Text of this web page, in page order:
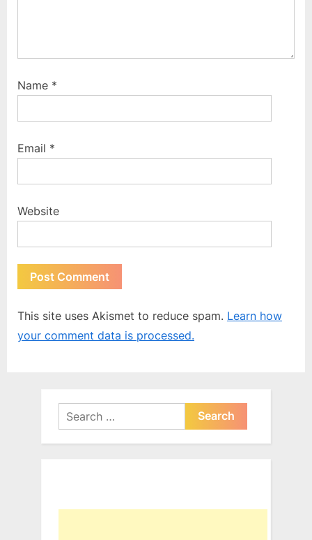
Name *
Email *
Website
This site uses Akismet to reduce spam. Learn how
your comment data is processed.
Search
for: